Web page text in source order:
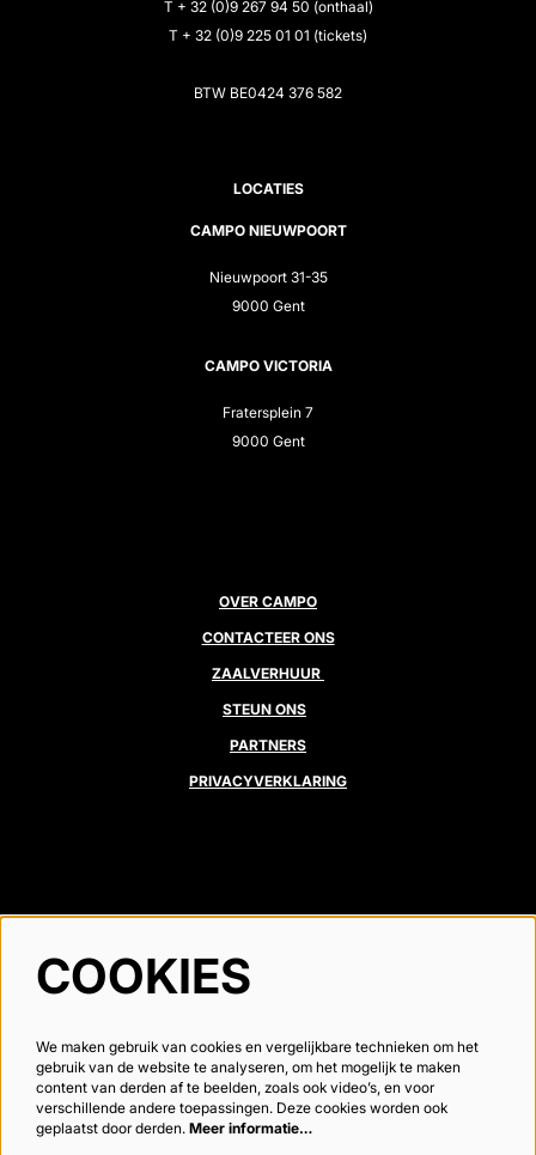
T + 32 (0)9 267 94 50 (onthaal)
T + 32 (0)9 225 01 01 (tickets)
BTW BE0424 376 582
LOCATIES
CAMPO NIEUWPOORT
Nieuwpoort 31-35
9000 Gent
CAMPO VICTORIA
Fratersplein 7
9000 Gent
OVER CAMPO
CONTACTEER ONS
ZAALVERHUUR
STEUN ONS
PARTNERS
PRIVACYVERKLARING
VOLG ONS
Meld je aan voor de nieuwsbrief
COOKIES
We maken gebruik van cookies en vergelijkbare technieken om het
gebruik van de website te analyseren, om het mogelijk te maken
content van derden af te beelden, zoals ook video’s, en voor
verschillende andere toepassingen. Deze cookies worden ook
geplaatst door derden. Meer informatie…